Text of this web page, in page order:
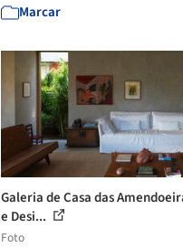
Marcar
Galeria de Casa das
e Desi...
Foto